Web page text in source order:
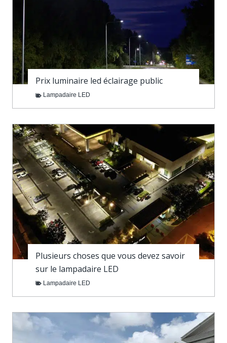
Prix luminaire led éclairage public
Lampadaire LED
Plusieurs choses que vous devez savoir
sur le lampadaire LED
Lampadaire LED